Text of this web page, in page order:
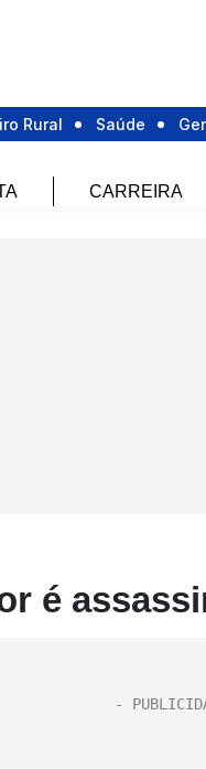
Rural Saúde
CARREIRA
é